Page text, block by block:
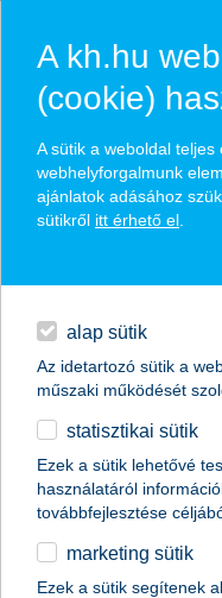
English
hírek és
A legjobb
bank címet
Magyarországon
A kh.hu
(cookie)
A sütik a weboldal
webhelyforgalmunk
ajánlatok adásához
sütikről itt érhető el
alap sütik
Az idetartozó sütik a
műszaki működését
statisztikai sütik
Ezek a sütik lehetővé
használatáról
továbbfejlesztése
marketing sütik
Ezek a sütik segítenek